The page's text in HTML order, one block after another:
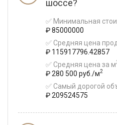
шоссе?
✅ Минимальная
₽ 85000000
✅ Средняя цена
₽ 115917796.42857
✅ Средняя цена за м
₽ 280 500 руб./м2
✅ Самый дорогой
₽ 209524575